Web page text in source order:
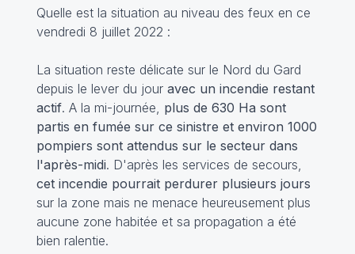
Quelle est la situation au niveau des feux en ce
vendredi 8 juillet 2022 :
La situation reste délicate sur le Nord du Gard
depuis le lever du jour avec un incendie restant
actif. A la mi-journée, plus de 630 Ha sont
partis en fumée sur ce sinistre et environ 1000
pompiers sont attendus sur le secteur dans
l'après-midi. D'après les services de secours,
cet incendie pourrait perdurer plusieurs jours
sur la zone mais ne menace heureusement plus
aucune zone habitée et sa propagation a été
bien ralentie.